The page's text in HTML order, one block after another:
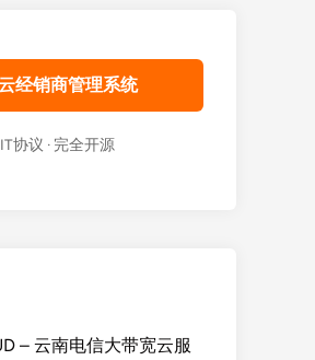
经销商管理系统
协议 · 完全开源
– 云南电信大带宽云服